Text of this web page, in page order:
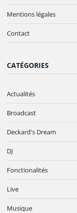
Mentions légales
Contact
CATÉGORIES
Actualités
Broadcast
Deckard's Dream
DJ
Fonctionalités
Live
Musique